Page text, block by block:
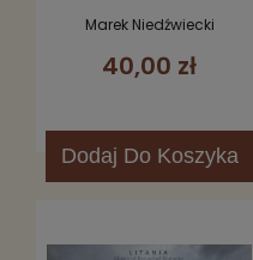
Marek Niedźwiecki
40,00 zł
Dodaj Do Koszyka